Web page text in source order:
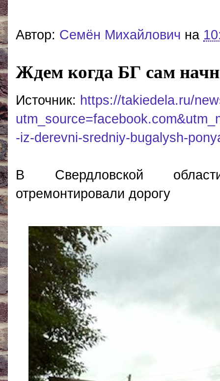
Автор: Cемён Михайлович на
Ждем когда БГ сам
Источник: https://takiedela.ru/
-iz-derevni-sredniy-bugalysh-
В Свердловской
отремонтировали дорогу